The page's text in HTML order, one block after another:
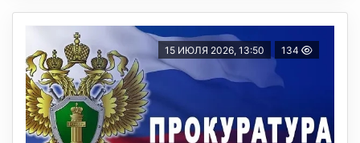
15 ИЮЛЯ 2026, 13:50 134